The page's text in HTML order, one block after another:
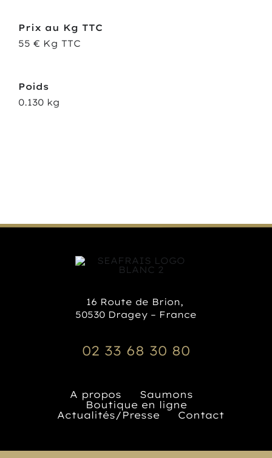
Prix au Kg TTC
55 € Kg TTC
Poids
0.130 kg
16 Route de Brion,
50530 Dragey – France
02 33 68 30 80
A propos
Saumons
Boutique en ligne
Actualités/Presse
Contact